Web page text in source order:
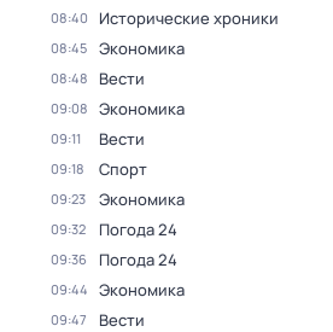
08:40 Исторические хроники
08:45 Экономика
08:48 Вести
09:08 Экономика
09:11 Вести
09:18 Спорт
09:23 Экономика
09:32 Погода 24
09:36 Погода 24
09:44 Экономика
09:47 Вести